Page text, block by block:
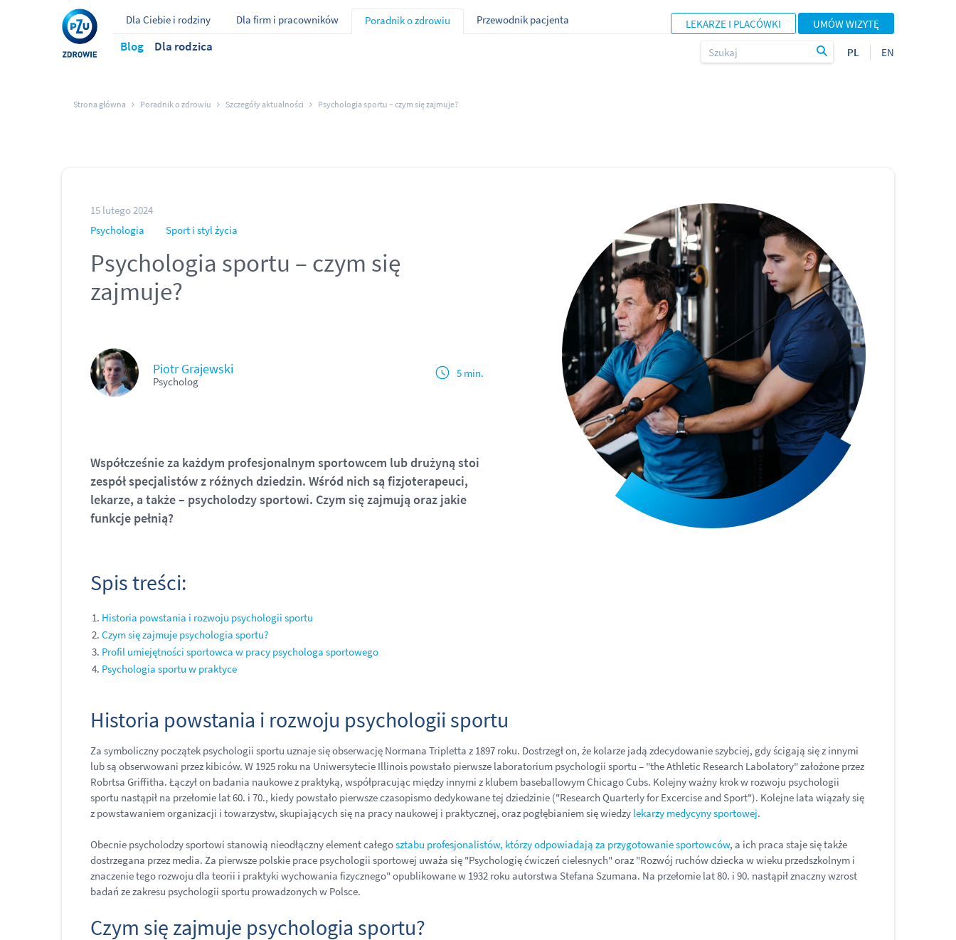
Dla Ciebie i rodziny Dla firm i pracowników Poradnik o zdrowiu Przewodnik pacjenta LEKARZE I PLACÓWKI UMÓW WIZYTĘ
Blog Dla rodzica PL EN
Strona główna Poradnik o zdrowiu Szczegóły aktualności Psychologia sportu – czym się zajmuje?
15 lutego 2024
Psychologia
Sport i styl życia
Psychologia sportu – czym się
zajmuje?
Piotr Grajewski
Psycholog
5 min.
Współcześnie za każdym profesjonalnym sportowcem lub drużyną stoi
zespół specjalistów z różnych dziedzin. Wśród nich są fizjoterapeuci,
lekarze, a także – psycholodzy sportowi. Czym się zajmują oraz jakie
funkcje pełnią?
Spis treści:
Historia powstania i rozwoju psychologii sportu
Czym się zajmuje psychologia sportu?
Profil umiejętności sportowca w pracy psychologa sportowego
Psychologia sportu w praktyce
Historia powstania i rozwoju psychologii sportu
Za symboliczny początek psychologii sportu uznaje się obserwację Normana Tripletta z 1897 roku. Dostrzegł on, że kolarze jadą zdecydowanie szybciej, gdy ścigają się z innymi
lub są obserwowani przez kibiców. W 1925 roku na Uniwersytecie Illinois powstało pierwsze laboratorium psychologii sportu – "the Athletic Research Labolatory" założone przez
Robrtsa Griffitha. Łączył on badania naukowe z praktyką, współpracując między innymi z klubem baseballowym Chicago Cubs. Kolejny ważny krok w rozwoju psychologii
sportu nastąpił na przełomie lat 60. i 70., kiedy powstało pierwsze czasopismo dedykowane tej dziedzinie ("Research Quarterly for Excercise and Sport"). Kolejne lata wiązały się
z powstawaniem organizacji i towarzystw, skupiających się na pracy naukowej i praktycznej, oraz pogłębianiem się wiedzy lekarzy medycyny sportowej.
Obecnie psycholodzy sportowi stanowią nieodłączny element całegosztabu profesjonalistów, którzy odpowiadają za przygotowanie sportowców, a ich praca staje się także
dostrzegana przez media. Za pierwsze polskie prace psychologii sportowej uważa się "Psychologię ćwiczeń cielesnych" oraz "Rozwój ruchów dziecka w wieku przedszkolnym i
znaczenie tego rozwoju dla teorii i praktyki wychowania fizycznego" opublikowane w 1932 roku autorstwa Stefana Szumana. Na przełomie lat 80. i 90. nastąpił znaczny wzrost
badań ze zakresu psychologii sportu prowadzonych w Polsce.
Czym się zajmuje psychologia sportu?